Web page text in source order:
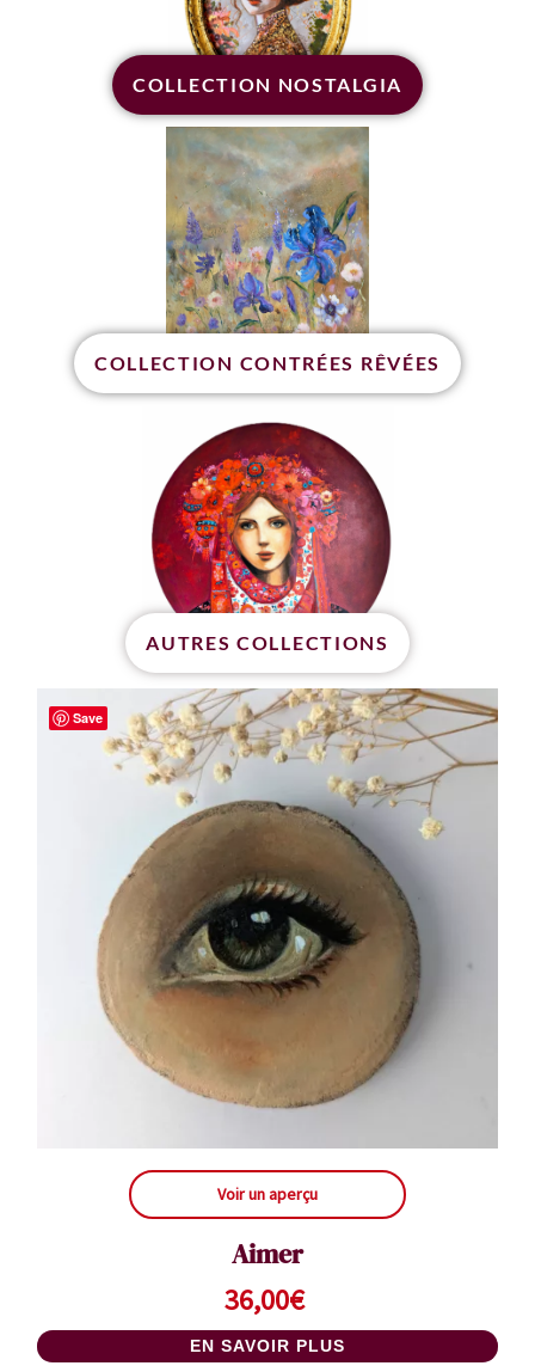
COLLECTION NOSTALGIA
COLLECTION CONTRÉES RÊVÉES
AUTRES COLLECTIONS
OEUVRES ORIGINALES
dernières
pièces
Save
Voir un aperçu
Aimer
36,00€
EN SAVOIR PLUS